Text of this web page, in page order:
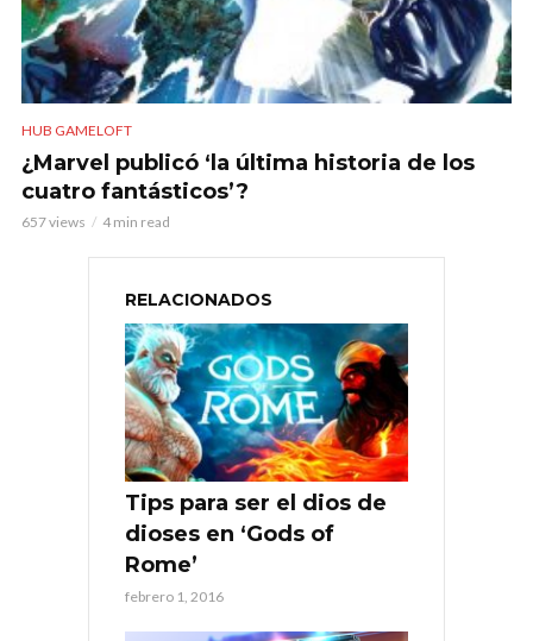
HUB GAMELOFT
¿Marvel publicó ‘la última historia de los
cuatro fantásticos’?
657 views 4 min read
RELACIONADOS
Tips para ser el dios de
dioses en ‘Gods of
Rome’
febrero 1, 2016